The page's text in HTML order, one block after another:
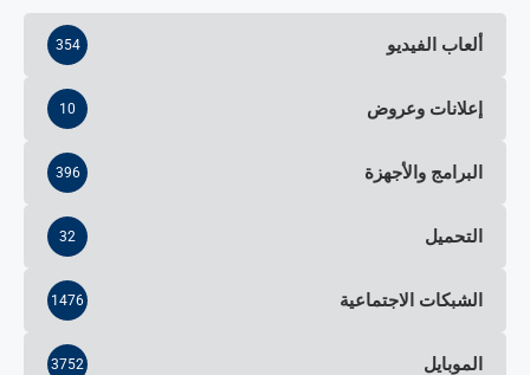
ألعاب الفيديو 354
إعلانات وعروض 10
البرامج والأجهزة 396
التحميل 32
الشبكات الاجتماعية 1476
الموبايل 3752